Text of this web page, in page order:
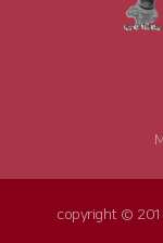
copyright ©